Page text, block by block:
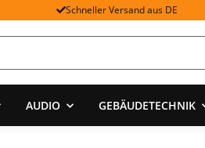
Schneller Versand aus DE
AUDIO GEBÄUDETECHNIK